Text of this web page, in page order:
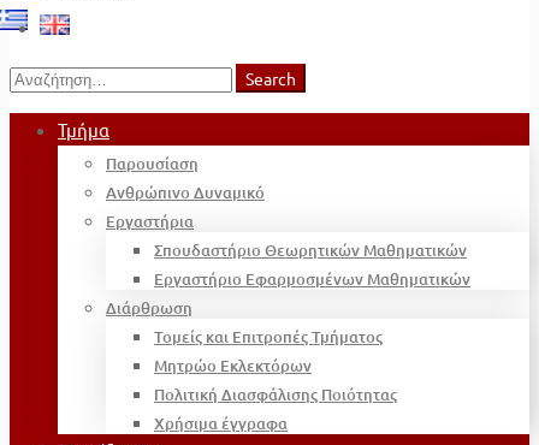
Search
for:
Search
Τμήμα
Παρουσίαση
Ανθρώπινο Δυναμικό
Εργαστήρια
Σπουδαστήριο Θεωρητικών Μαθηματικών
Εργαστήριο Εφαρμοσμένων Μαθηματικών
Διάρθρωση
Τομείς και Επιτροπές Τμήματος
Μητρώο Εκλεκτόρων
Πολιτική Διασφάλισης Ποιότητας
Χρήσιμα έγγραφα